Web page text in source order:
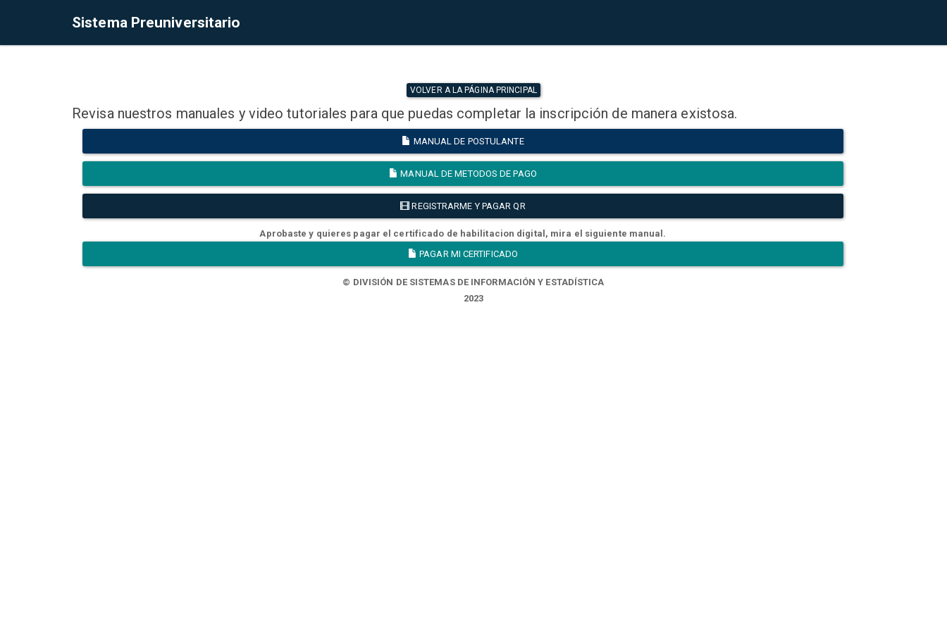
Sistema Preuniversitario
VOLVER A LA PÁGINA PRINCIPAL
Revisa nuestros manuales y video tutoriales para que puedas completar la inscripción de manera existosa.
MANUAL DE POSTULANTE
MANUAL DE METODOS DE PAGO
REGISTRARME Y PAGAR QR
Aprobaste y quieres pagar el certificado de habilitacion digital, mira el siguiente manual.
PAGAR MI CERTIFICADO
© DIVISIÓN DE SISTEMAS DE INFORMACIÓN Y ESTADÍSTICA
2023